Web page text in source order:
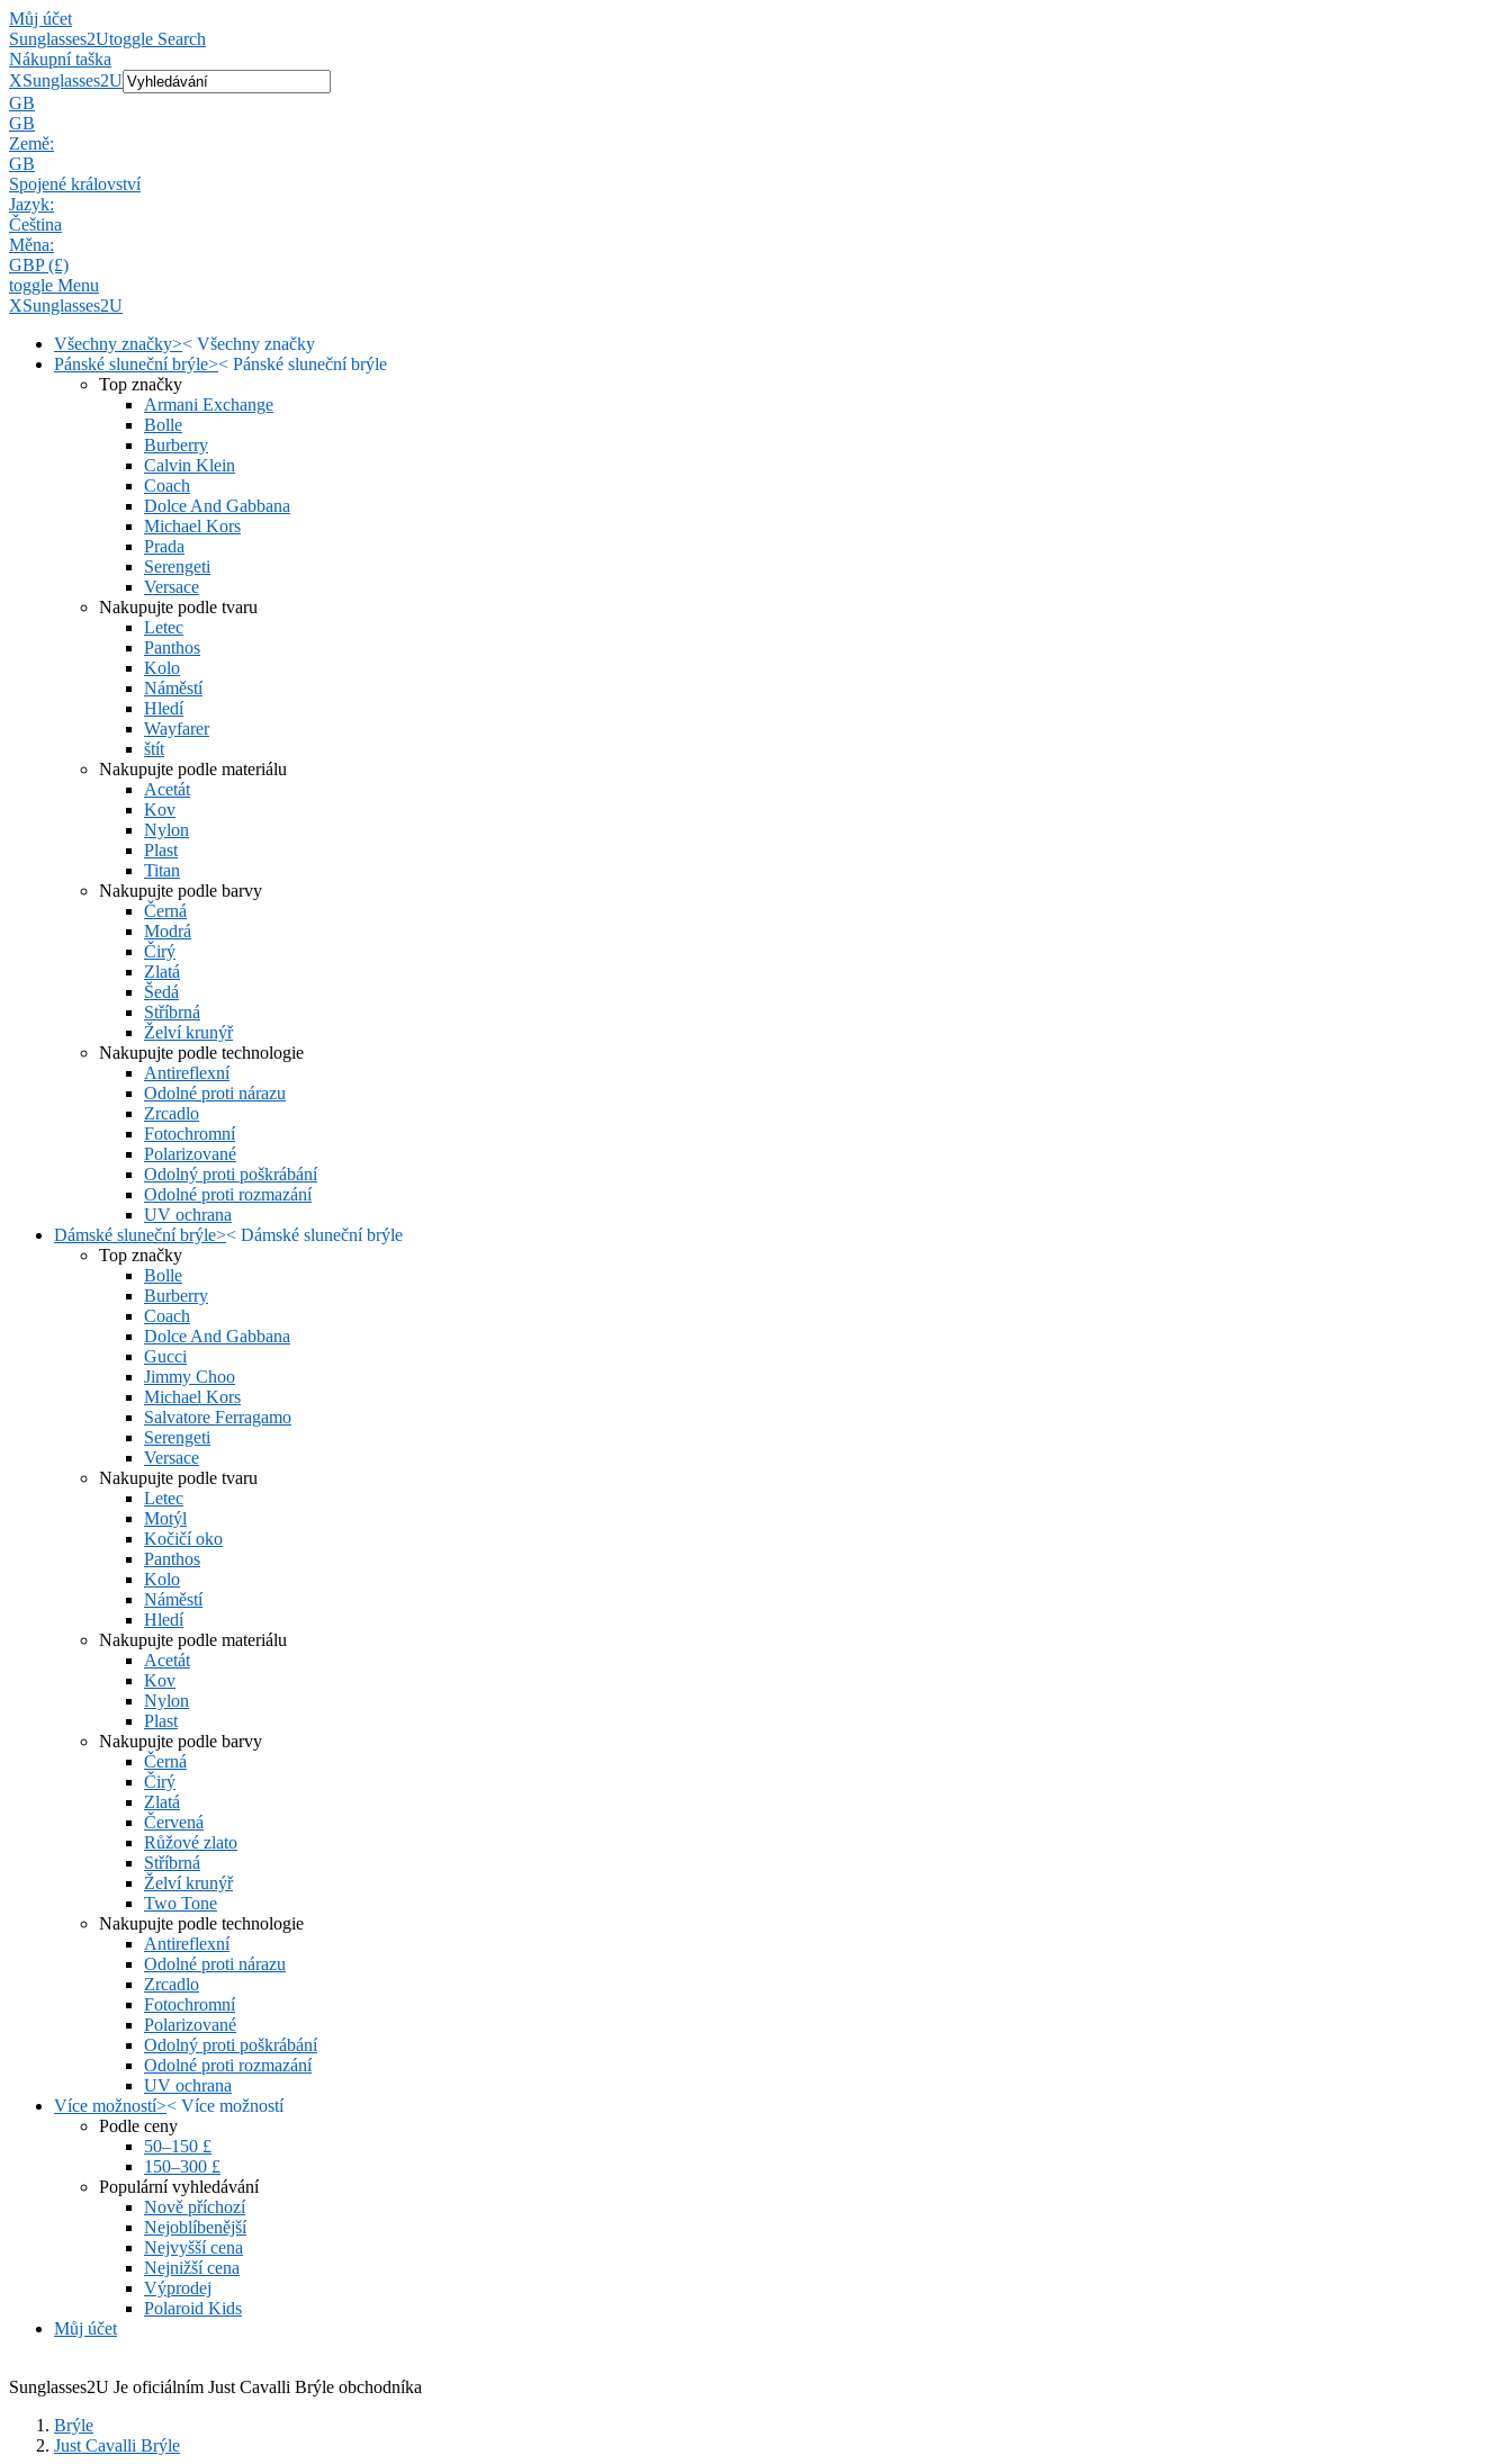
Můj účet
Sunglasses2Utoggle Search
Nákupní taška
XSunglasses2U
GB
GB
Země:
GB
Spojené království
Jazyk:
Čeština
Měna:
GBP (£)
toggle Menu
XSunglasses2U
Všechny značky>< Všechny značky
Pánské sluneční brýle>< Pánské sluneční brýle
Top značky
Armani Exchange
Bolle
Burberry
Calvin Klein
Coach
Dolce And Gabbana
Michael Kors
Prada
Serengeti
Versace
Nakupujte podle tvaru
Letec
Panthos
Kolo
Náměstí
Hledí
Wayfarer
štít
Nakupujte podle materiálu
Acetát
Kov
Nylon
Plast
Titan
Nakupujte podle barvy
Černá
Modrá
Čirý
Zlatá
Šedá
Stříbrná
Želví krunýř
Nakupujte podle technologie
Antireflexní
Odolné proti nárazu
Zrcadlo
Fotochromní
Polarizované
Odolný proti poškrábání
Odolné proti rozmazání
UV ochrana
Dámské sluneční brýle>< Dámské sluneční brýle
Top značky
Bolle
Burberry
Coach
Dolce And Gabbana
Gucci
Jimmy Choo
Michael Kors
Salvatore Ferragamo
Serengeti
Versace
Nakupujte podle tvaru
Letec
Motýl
Kočičí oko
Panthos
Kolo
Náměstí
Hledí
Nakupujte podle materiálu
Acetát
Kov
Nylon
Plast
Nakupujte podle barvy
Černá
Čirý
Zlatá
Červená
Růžové zlato
Stříbrná
Želví krunýř
Two Tone
Nakupujte podle technologie
Antireflexní
Odolné proti nárazu
Zrcadlo
Fotochromní
Polarizované
Odolný proti poškrábání
Odolné proti rozmazání
UV ochrana
Více možností>< Více možností
Podle ceny
50–150 £
150–300 £
Populární vyhledávání
Nově příchozí
Nejoblíbenější
Nejvyšší cena
Nejnižší cena
Výprodej
Polaroid Kids
Můj účet
Sunglasses2U Je oficiálním Just Cavalli Brýle obchodníka
Brýle
Just Cavalli Brýle